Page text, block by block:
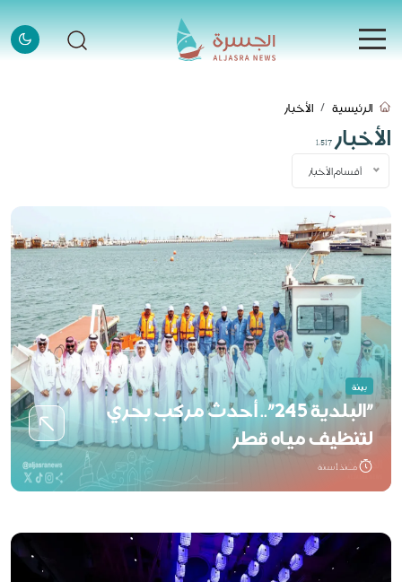
الرئيسية
الأخبار
الأخبار
إنفوجرافيك
قصص
قصص
فيديو
فيديو
قادة وملهمون
قادة وملهمون
اتصل بنا
اتصل بنا
الرئيسية الأخبار
الأخبار 1,517
أقسام الأخبار
بيئة
"البلدية 245".. أحدث مركب بحري
لتنظيف مياه قطر
مــنذ 1 سنة